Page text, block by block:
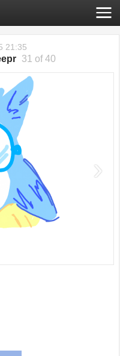
21:35
31 of 40
›